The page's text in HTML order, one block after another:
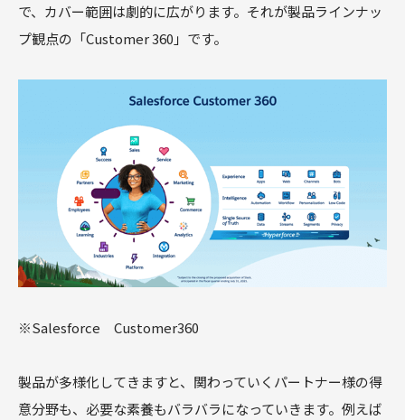
で、カバー範囲は劇的に広がります。それが製品ラインナッ
プ観点の「Customer 360」です。
※Salesforce Customer360
製品が多様化してきますと、関わっていくパートナー様の得
意分野も、必要な素養もバラバラになっていきます。例えば